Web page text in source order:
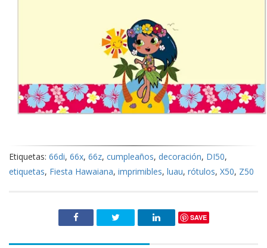
Etiquetas: 66di, 66x, 66z, cumpleaños, decoración, DI50,
etiquetas, Fiesta Hawaiana, imprimibles, luau, rótulos, X50, Z50
SAVE